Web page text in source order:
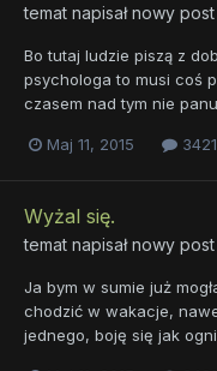
temat napisał nowy
Bo tutaj ludzie piszą z
psychologa to musi coś
czasem nad tym nie
Maj 11, 2015
Wyżal się.
temat napisał nowy
Ja bym w sumie już
chodzić w wakacje,
jednego, boję się jak